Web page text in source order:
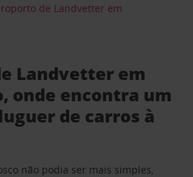
de Landvetter em
Landvetter em
onde encontra um
de carros à
não podia ser mais simples,